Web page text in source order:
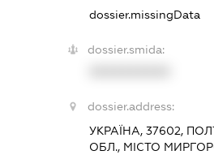
dossier.missingData
dossier.smida:
dossier.address:
УКРАЇНА, 37602,
ОБЛ., МІСТО